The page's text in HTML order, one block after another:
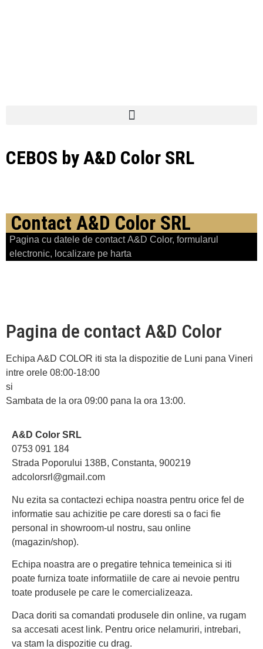
CEBOS by A&D Color SRL
Contact A&D Color SRL
Pagina cu datele de contact A&D Color, formularul
electronic, localizare pe harta
Pagina de contact A&D Color
Echipa A&D COLOR iti sta la dispozitie de Luni pana Vineri
intre orele 08:00-18:00
si
Sambata de la ora 09:00 pana la ora 13:00.
A&D Color SRL
0753 091 184
Strada Poporului 138B, Constanta, 900219
adcolorsrl@gmail.com
Nu ezita sa contactezi echipa noastra pentru orice fel de
informatie sau achizitie pe care doresti sa o faci fie
personal in showroom-ul nostru, sau online
(magazin/shop).
Echipa noastra are o pregatire tehnica temeinica si iti
poate furniza toate informatiile de care ai nevoie pentru
toate produsele pe care le comercializeaza.
Daca doriti sa comandati produsele din online, va rugam
sa accesati acest link. Pentru orice nelamuriri, intrebari,
va stam la dispozitie cu drag.